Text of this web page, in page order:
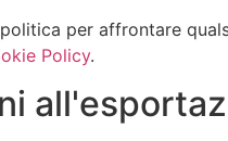
per affrontare
Policy.